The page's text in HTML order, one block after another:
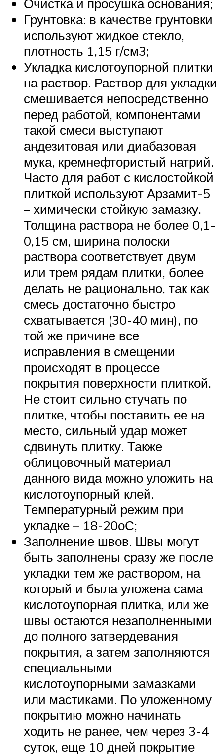
Очистка и просушка основания;
Грунтовка: в качестве грунтовки
используют жидкое стекло,
плотность 1,15 г/см3;
Укладка кислотоупорной плитки
на раствор. Раствор для укладки
смешивается непосредственно
перед работой, компонентами
такой смеси выступают
андезитовая или диабазовая
мука, кремнефтористый натрий.
Часто для работ с кислостойкой
плиткой используют Арзамит-5
– химически стойкую замазку.
Толщина раствора не более 0,1-
0,15 см, ширина полоски
раствора соответствует двум
или трем рядам плитки, более
делать не рационально, так как
смесь достаточно быстро
схватывается (30-40 мин), по
той же причине все
исправления в смещении
происходят в процессе
покрытия поверхности плиткой.
Не стоит сильно стучать по
плитке, чтобы поставить ее на
место, сильный удар может
сдвинуть плитку. Также
облицовочный материал
данного вида можно уложить на
кислотоупорный клей.
Температурный режим при
укладке – 18-20оС;
Заполнение швов. Швы могут
быть заполнены сразу же после
укладки тем же раствором, на
который и была уложена сама
кислотоупорная плитка, или же
швы остаются незаполненными
до полного затвердевания
покрытия, а затем заполняются
специальными
кислотоупорными замазками
или мастиками. По уложенному
покрытию можно начинать
ходить не ранее, чем через 3-4
суток, еще 10 дней покрытие